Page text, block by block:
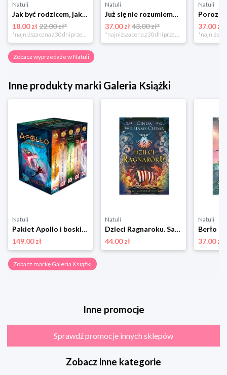
Natuli
Jak być rodzicem, jakim zawsze chciałeś być Media rodzina
18.00 zł22.00 zł*
*najniższa cena z 30 dni przed obniżką
Natuli
Już się nie rozumiemy! Jak przeżyć czas trzaskających drzwi Esprit
37.00 zł 43.00 zł*
*najniższa cena z 30 dni przed obniżką
Natuli
37.00 zł
Zobacz wyprzedaże w Natuli
Inne produkty marki Galeria Książki
Natuli
Pakiet Apollo i boskie próby Galeria książki
149.00 zł
Natuli
Dzieci Ragnaroku. Saga Kamieni Runicznych. Tom 1 Galeria książki
44.00 zł
Natuli
37.00 zł
Zobacz markę Galeria Książki
Inne promocje
Sprawdź promocje innych sklepów
Zobacz inne kategorie